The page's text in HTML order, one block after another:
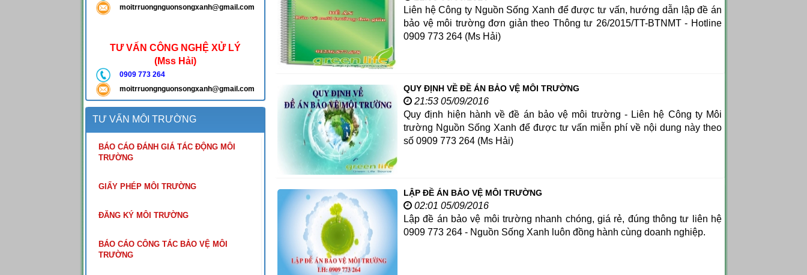
Liên hệ Công ty Nguồn Sống Xanh để được tư vấn, hướng dẫn lập đề án
bảo vệ môi trường đơn giản theo Thông tư 26/2015/TT-BTNMT - Hotline
0909 773 264 (Ms Hải)
QUY ĐỊNH VỀ ĐỀ ÁN BẢO VỆ MÔI TRƯỜNG
21:53 05/09/2016
Quy định hiện hành về đề án bảo vệ môi trường - Liên hệ Công ty Môi
trường Nguồn Sống Xanh để được tư vấn miễn phí về nội dung này theo
số 0909 773 264 (Ms Hải)
LẬP ĐỀ ÁN BẢO VỆ MÔI TRƯỜNG
02:01 05/09/2016
Lập đề án bảo vệ môi trường nhanh chóng, giá rẻ, đúng thông tư liên hệ
0909 773 264 - Nguồn Sống Xanh luôn đồng hành cùng doanh nghiệp.
moitrruongnguonsongxanh@gmail.com
TƯ VẤN CÔNG NGHỆ XỬ LÝ
(Mss Hải)
0909 773 264
moitrruongnguonsongxanh@gmail.com
TƯ VẤN MÔI TRƯỜNG
BÁO CÁO ĐÁNH GIÁ TÁC ĐỘNG MÔI
TRƯỜNG
GIẤY PHÉP MÔI TRƯỜNG
ĐĂNG KÝ MÔI TRƯỜNG
BÁO CÁO CÔNG TÁC BẢO VỆ MÔI
TRƯỜNG